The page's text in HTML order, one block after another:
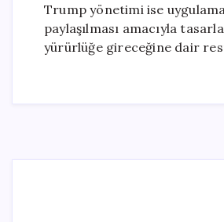
Trump yönetimi ise
paylaşılması amacıyla
yürürlüğe gireceğine dair